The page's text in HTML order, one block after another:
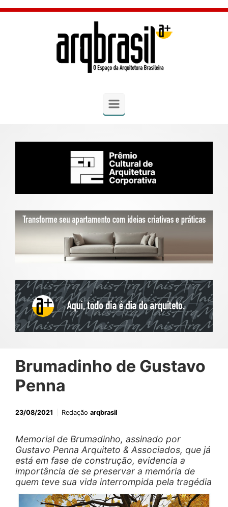
Skip to main content
Brumadinho de Gustavo
Penna
23/08/2021 Redação arqbrasil
Memorial de Brumadinho, assinado por
Gustavo Penna Arquiteto & Associados, que já
está em fase de construção, evidencia a
importância de se preservar a memória de
quem teve sua vida interrompida pela tragédia